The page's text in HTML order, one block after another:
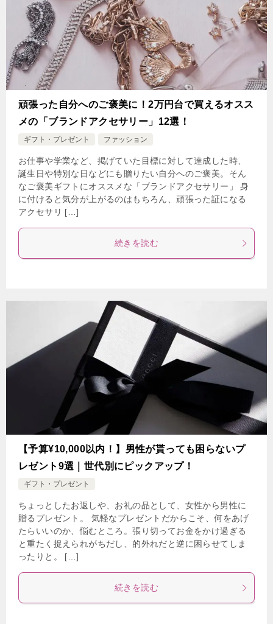
頑張った自分へのご褒美に！2万円台で買えるオスス
メの「ブランドアクセサリー」12選！
ギフト・プレゼント ファッション
お仕事や学業など、掲げていた目標に対して達成した時、
誕生日や特別な日などにも贈りたい自分へのご褒美。そん
なご褒美ギフトにオススメな「ブランドアクセサリー」 身
に付けると気分が上がるのはもちろん、頑張った証になる
アクセサリ […]
続きを読む
【予算¥10,000以内！】男性が貰っても困らないプ
レゼント9選｜世代別にピックアップ！
ギフト・プレゼント
ちょっとしたお返しや、お礼の品として、女性から男性に
贈るプレゼント。 気軽なプレゼントだからこそ、何をあげ
たらいいのか、悩むところ。張り切ってお金をかけ過ぎる
と重たく捉えられがちだし、的外れだと逆に困らせてしま
ったりと。 […]
続きを読む